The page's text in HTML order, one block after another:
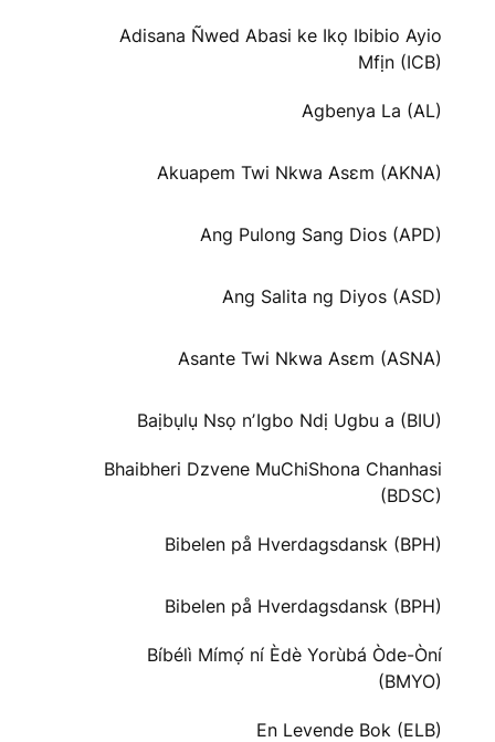
Adisana Ñwed Abasi ke Ikọ Ibibio Ayio
Mfịn (ICB)
Agbenya La (AL)
Akuapem Twi Nkwa Asɛm (AKNA)
Ang Pulong Sang Dios (APD)
Ang Salita ng Diyos (ASD)
Asante Twi Nkwa Asɛm (ASNA)
Baịbụlụ Nsọ nʼIgbo Ndị Ugbu a (BIU)
Bhaibheri Dzvene MuChiShona Chanhasi
(BDSC)
Bibelen på Hverdagsdansk (BPH)
Bibelen på Hverdagsdansk (BPH)
Bíbélì Mímọ́ ní Èdè Yorùbá Òde-Òní
(BMYO)
En Levende Bok (ELB)